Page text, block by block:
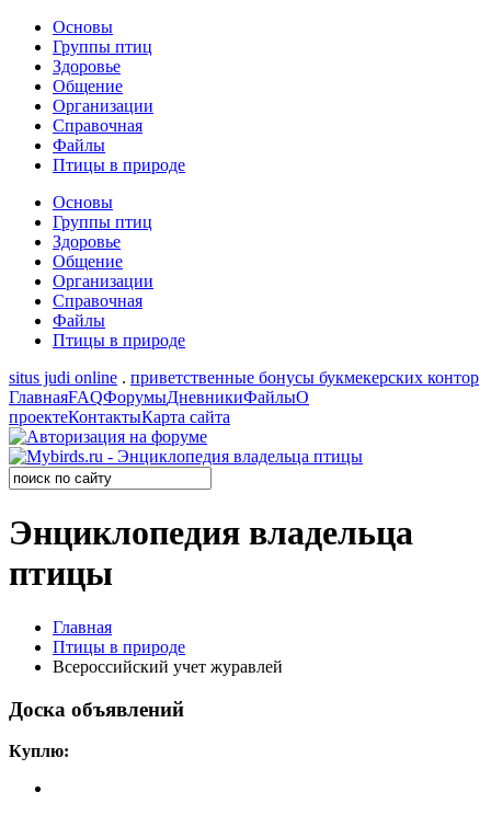
Основы
Группы птиц
Здоровье
Общение
Организации
Справочная
Файлы
Птицы в природе
Основы
Группы птиц
Здоровье
Общение
Организации
Справочная
Файлы
Птицы в природе
situs judi online . приветственные бонусы букмекерских контор
ГлавнаяFAQФорумыДневникиФайлыО
проектеКонтактыКарта сайта
Энциклопедия владельца
птицы
Главная
Птицы в природе
Всероссийский учет журавлей
Доска объявлений
Куплю: